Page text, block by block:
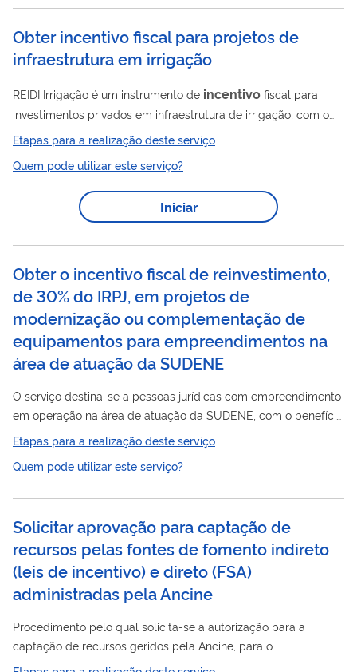
das condições de competitividade no mercado. Além disso,
gera...
Obter incentivo fiscal para projetos de
infraestrutura em irrigação
REIDI Irrigação é um instrumento de incentivo fiscal para
investimentos privados em infraestrutura de irrigação, com o
objetivo de aumentar a área irrigada em todo o país. Esse
regime especial suspende a exigência da contribuição para o
PIS/PASEP (1,65%) e COFINS (7,6%), reduzindo em até 9,25% os
custos para a execução do projeto de irrigação, como a
contratação de serviços e a compra de materiais e
projetos de irrigação e para...
Etapas para a realização deste serviço
Quem pode utilizar este serviço?
Iniciar
Obter o incentivo fiscal de reinvestimento,
de 30% do IRPJ, em projetos de
modernização ou complementação de
equipamentos para empreendimentos na
área de atuação da SUDENE
O serviço destina-se a pessoas jurídicas com empreendimento
em operação na área de atuação da SUDENE, com o benefício
do reinvestimento de 30% do Imposto devido, em projetos de
modernização ou complementação de equipamento, até o ano
de 2023. Oincentivofiscal possibilita uma melhoria nas
condições de competitividade da empresa no mercado.
Etapas para a realização deste serviço
Quem pode utilizar este serviço?
Solicitar aprovação para captação de
recursos pelas fontes de fomento indireto
(leis de incentivo) e direto (FSA)
administradas pela Ancine
Procedimento pelo qual solicita-se a autorização para a
captação de recursos geridos pela Ancine, para o
financiamento de projetos audiovisuais. Os proponentes são